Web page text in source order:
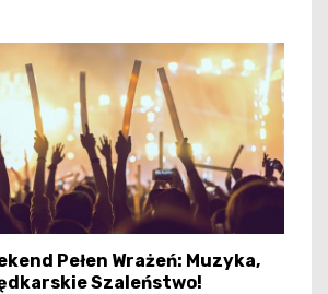
Pełen Wrażeń: Muzyka,
Szaleństwo!